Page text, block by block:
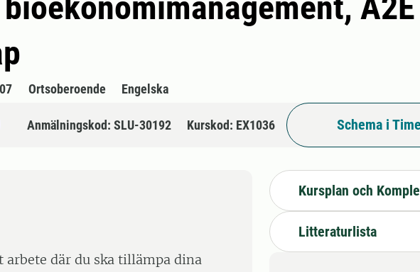
Ortsoberoende Engelska
Anmälningskod: SLU-30192 Kurskod: EX1036 Schema i
där du ska tillämpa dina
Kursplan och
Litteraturlista